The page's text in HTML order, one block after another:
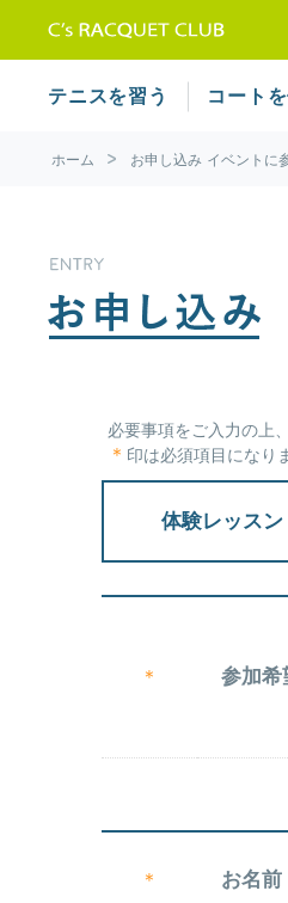
テニスを習う コート
ホーム お申し込み イベントに
必要事項をご入力の上
＊ 印は必須項目になり
体験レッス
＊ 参加希
＊ お名前